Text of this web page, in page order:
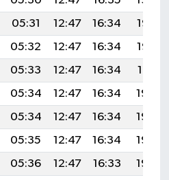
05:31 12:47 16:34
19:53
05:32 12:47 16:34
19:52
05:33 12:47 16:34
19:51
05:34 12:47 16:34
19:50
05:34 12:47 16:34
19:49
05:35 12:47 16:34
19:49
05:36 12:47 16:33
19:48